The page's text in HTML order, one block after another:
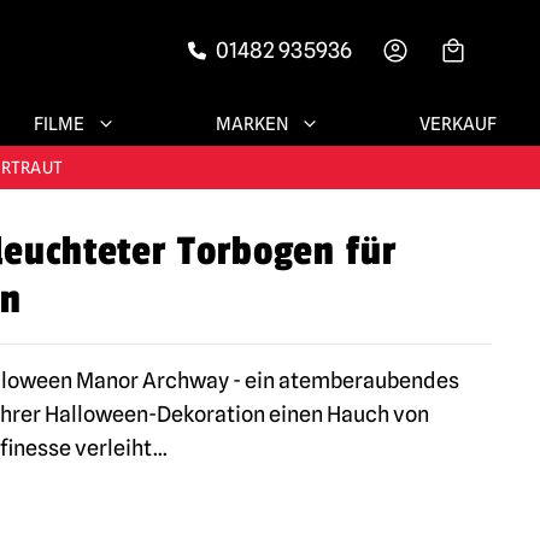
01482 935936
FILME MARKEN VERKAUF
KUNDEN
KUNDEN
Torbogen für
Manor Archway - ein atemberaubendes
Halloween-Dekoration einen Hauch von
verleiht...